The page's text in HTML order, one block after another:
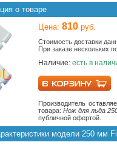
о товаре
Цена: 810 руб.
Стоимость доставки
При заказе нескольких
Наличие: есть в
Производитель
товара:Нож для льда
публичной офертой.
модели 250 мм